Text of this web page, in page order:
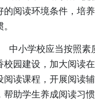
的阅读环境条件，培
中小学校应当按照素
校园建设，加大阅读
阅读课程，开展阅读
帮助学生养成阅读习